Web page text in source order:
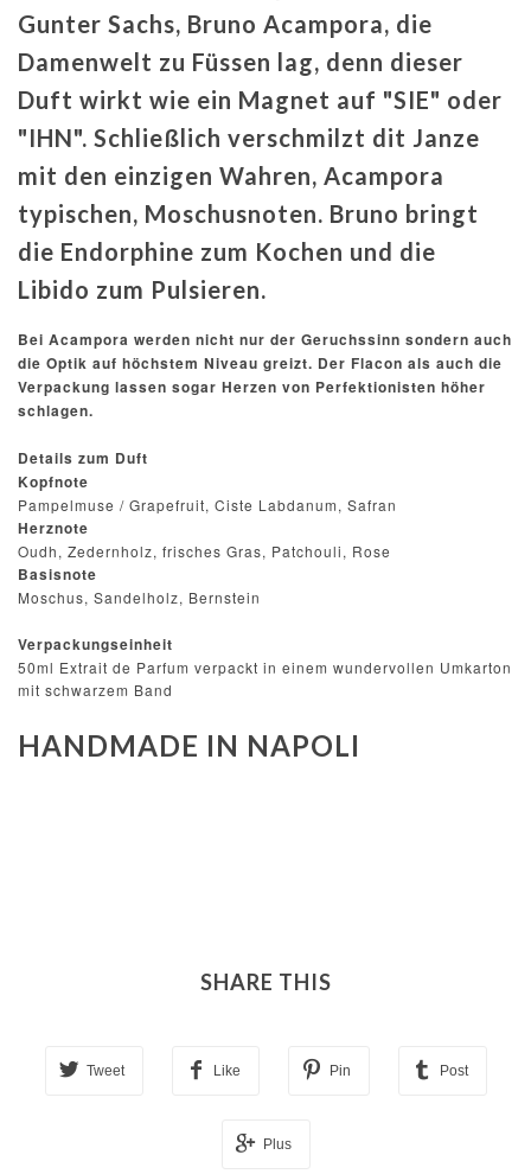
Gunter Sachs, Bruno Acampora, die
Damenwelt zu Füssen lag, denn dieser
Duft wirkt wie ein Magnet auf "SIE" oder
"IHN". Schließlich verschmilzt dit Janze
mit den einzigen Wahren, Acampora
typischen, Moschusnoten. Bruno bringt
die Endorphine zum Kochen und die
Libido zum Pulsieren.
Bei Acampora werden nicht nur der Geruchssinn sondern auch
die Optik auf höchstem Niveau greizt. Der Flacon als auch die
Verpackung lassen sogar Herzen von Perfektionisten höher
schlagen.
Details zum Duft
Kopfnote
Pampelmuse / Grapefruit, Ciste Labdanum, Safran
Herznote
Oudh, Zedernholz, frisches Gras, Patchouli, Rose
Basisnote
Moschus, Sandelholz, Bernstein
Verpackungseinheit
50ml Extrait de Parfum verpackt in einem wundervollen Umkarton
mit schwarzem Band
HANDMADE IN NAPOLI
SHARE THIS
Tweet Like Pin Post
Plus